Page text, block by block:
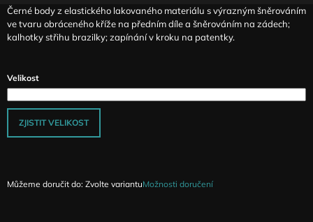
Černé body z elastického lakovaného materiálu s výrazným šněrováním
ve tvaru obráceného kříže na předním díle a šněrováním na zádech;
kalhotky střihu brazilky; zapínání v kroku na patentky.
Velikost
ZJISTIT VELIKOST
Můžeme doručit do: Zvolte variantuMožnosti doručení
SUKNĚ
AGIOPE
1